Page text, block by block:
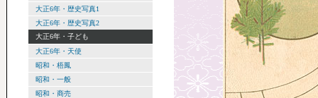
大正6年・歴史写真1
大正6年・歴史写真2
大正6年・子ども
大正6年・天使
昭和・梧鳳
昭和・一般
昭和・商売